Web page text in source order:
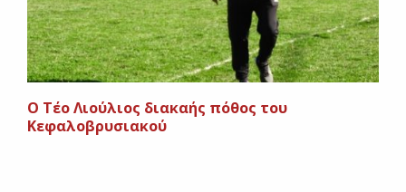
Ο Τέο Λιούλιος διακαής πόθος του
Κεφαλοβρυσιακού